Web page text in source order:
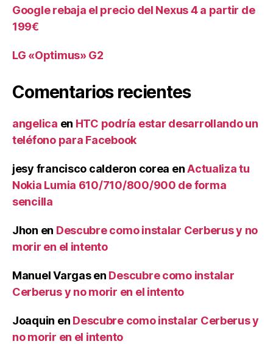
Google rebaja el precio del Nexus 4 a partir de
199€
LG «Optimus» G2
Comentarios recientes
angelica en HTC podría estar desarrollando un
teléfono para Facebook
jesy francisco calderon corea enActualiza tu
Nokia Lumia 610/710/800/900 de forma
sencilla
Jhon en Descubre como instalar Cerberus y no
morir en el intento
Manuel Vargasen Descubre como instalar
Cerberus y no morir en el intento
Joaquin en Descubre como instalar Cerberus y
no morir en el intento